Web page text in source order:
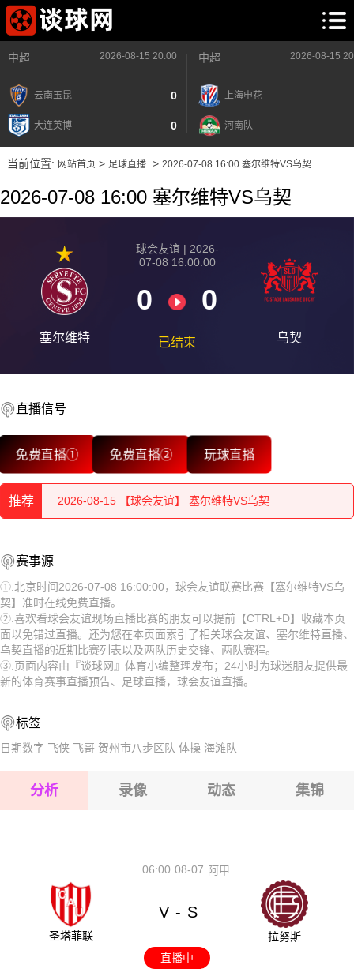
中超 2026-08-15 20:00
云南玉昆 0
大连英博 0
中超 2026-08-15
上海申花
河南队
当前位置: 网站首页> 足球直播> 2026-07-08 16:00 塞尔维特VS乌契
2026-07-08 16:00 塞尔维特VS乌契
塞尔维特
球会友谊 | 2026-
07-08 16:00:00
0 0
已结束 乌契
直播信号
免费直播① 免费直播② 玩球直播
推荐
2026-08-15 【球会友谊】 塞尔维特VS乌契
2026-08-15 【球会友谊】 塞尔维特VS乌契
2026-08-15 【球会友谊】 塞尔维特VS乌契
2026-08-15 【球会友谊】 塞尔维特VS乌契
2026-08-15 【球会友谊】 塞尔维特VS乌契
2026-08-15 【球会友谊】 塞尔维特VS乌契
2026-08-15 【球会友谊】 塞尔维特VS乌契
2026-08-15 【球会友谊】 塞尔维特VS乌契
2026-08-15 【球会友谊】 塞尔维特VS乌契
2026-08-15 【球会友谊】 塞尔维特VS乌契
赛事源
①.北京时间2026-07-08 16:00:00，球会友谊联赛比赛【塞尔维特VS乌
契】准时在线免费直播。
②.喜欢看球会友谊现场直播比赛的朋友可以提前【CTRL+D】收藏本页
面以免错过直播。还为您在本页面索引了相关球会友谊、塞尔维特直播、
乌契直播的近期比赛列表以及两队历史交锋、两队赛程。
③.页面内容由『谈球网』体育小编整理发布；24小时为球迷朋友提供最
新的体育赛事直播预告、足球直播，球会友谊直播。
标签
日期数字 飞侠 飞哥 贺州市八步区队 体操 海滩队
分析 录像 动态 集锦
08-07
06:00 阿甲
圣塔菲联
V - S
拉努斯
直播中